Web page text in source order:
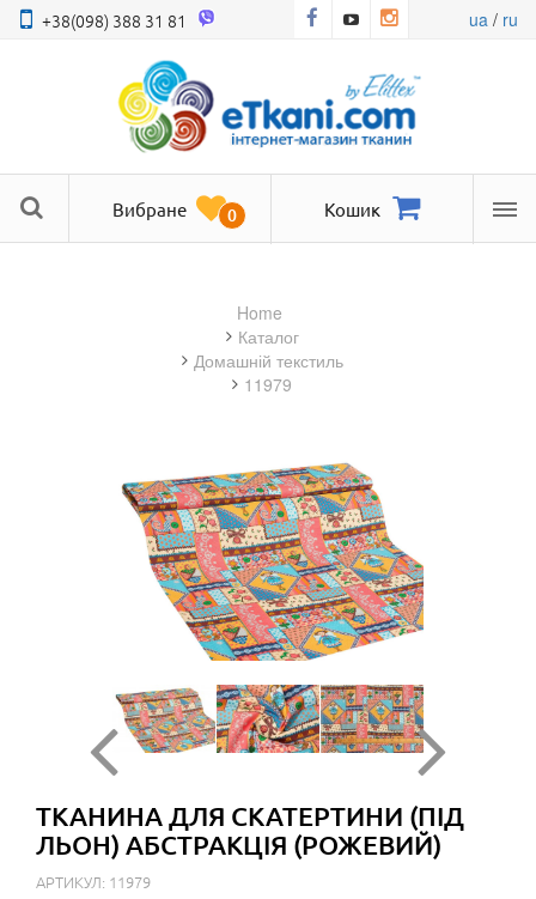
+38(098) 388 31 81 ua/ ru
Вибране 0 Кошик
Home
Каталог
домашній текстиль
11979
ТКАНИНА ДЛЯ СКАТЕРТИНИ (ПІД
ЛЬОН) АБСТРАКЦІЯ (РОЖЕВИЙ)
АРТИКУЛ: 11979